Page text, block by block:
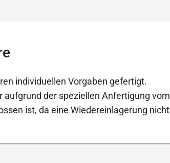
individuellen Vorgaben gefertigt.
aufgrund der speziellen Anfertigung vom
ist, da eine Wiedereinlagerung nicht